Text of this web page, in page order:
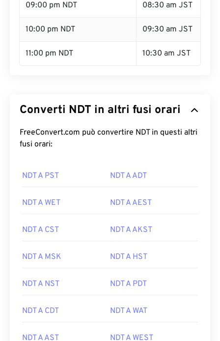
09:00 pm NDT 08:30 am JST
10:00 pm NDT 09:30 am JST
11:00 pm NDT 10:30 am JST
Converti NDT in altri fusi orari
FreeConvert.com può convertire NDT in questi altri
fusi orari:
NDT A PST NDT A ADT
NDT A WET NDT A AEST
NDT A CST NDT A AKST
NDT A MSK NDT A HST
NDT A NST NDT A PDT
NDT A CDT NDT A WAT
NDT A AST NDT A WEST